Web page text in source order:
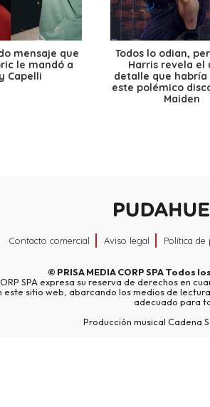
mensaje que
le mandó a
Capelli
Todos lo odian,
Harris revela el
detalle que habría
este polémico
Maiden
Contacto comercial Aviso legal Política de
© PRISA MEDIA CORP SPATodos
SPA expresa su reserva de derechos en
este sitio web, abarcando los medios de
adecuado para
Producción musical Cadena